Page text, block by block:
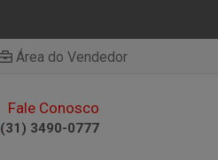
Área do Vendedor
Fale Conosco
(31) 3490-0777